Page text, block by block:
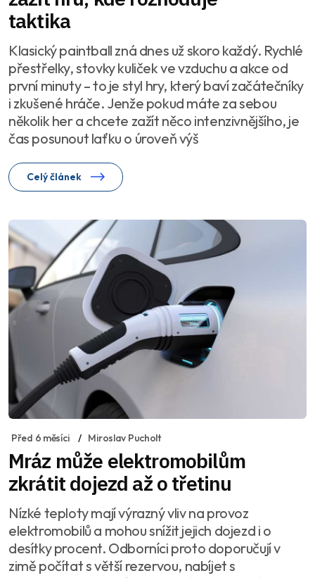
taktika
Klasický paintball zná dnes už skoro každý. Rychlé
přestřelky, stovky kuliček ve vzduchu a akce od
první minuty – to je styl hry, který baví začátečníky
i zkušené hráče. Jenže pokud máte za sebou
několik her a chcete zažít něco intenzivnějšího, je
čas posunout laťku o úroveň výš
Celý článek
Před 6 měsíci Miroslav Pucholt
Mráz může elektromobilům
zkrátit dojezd až o třetinu
Nízké teploty mají výrazný vliv na provoz
elektromobilů a mohou snížit jejich dojezd i o
desítky procent. Odborníci proto doporučují v
zimě počítat s větší rezervou, nabíjet s